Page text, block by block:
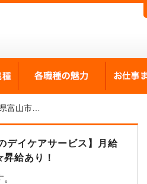
ご紹介できる職種 各職種の
デイケアサービス】月給
給あり！